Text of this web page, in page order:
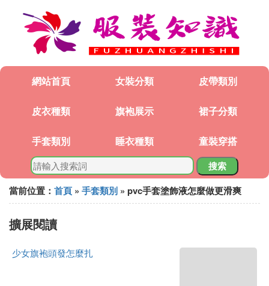
網站首頁 女裝分類 皮帶類別
皮衣種類 旗袍展示 裙子分類
手套類別 睡衣種類 童裝穿搭
搜索
當前位置： 首頁 » 手套類別 » pvc手套塗飾液怎麼做更滑爽
擴展閱讀
少女旗袍頭發怎麼扎